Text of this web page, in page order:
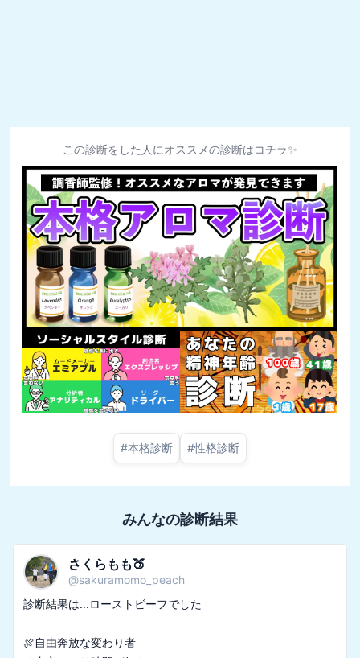
この診断をした人にオススメの診断はコチラ✨
#本格診断 #性格診断
みんなの診断結果
さくらもも🍑
@sakuramomo_peach
診断結果は...ローストビーフでした
🍖自由奔放な変わり者